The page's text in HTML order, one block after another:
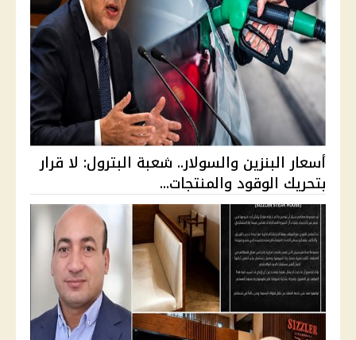
أسعار البنزين والسولار.. شعبة البترول: لا قرار
بتحريك الوقود والمنتجات...